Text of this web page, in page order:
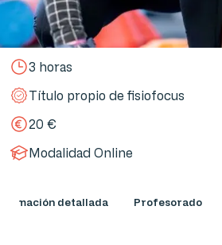
3 horas
Título propio de fisiofocus
20 €
Modalidad Online
detallada Profesorado